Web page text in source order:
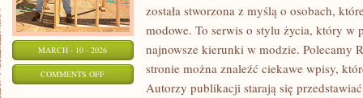
MARCH - 10 - 2026
COMMENTS OFFON
została stworzona z myślą o osobach,
modowe. To serwis o stylu życia, który w
najnowsze kierunki w modzie. Polecamy
stronie można znaleźć ciekawe wpisy,
Autorzy publikacji starają się